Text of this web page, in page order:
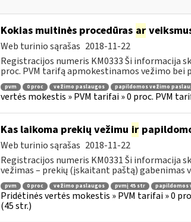
Kokias muitinės procedūras ar
Web turinio sąrašas 2018-11-22
Registracijos numeris KM0333 Ši informacija
proc. PVM tarifą apmokestinamos vežimo bei
pvm 0 proc vežimo paslaugos papildomos vežimo
vertės mokestis » PVM tarifai » 0 proc. PVM
Kas laikoma prekių vežimu ir
Web turinio sąrašas 2018-11-22
Registracijos numeris KM0331 Ši informacija
vežimas – prekių (įskaitant paštą) gabenimas
pvm 0 proc vežimo paslaugos pvmį 45 str papildomos
Pridėtinės vertės mokestis » PVM tarifai » 0
(45 str.)